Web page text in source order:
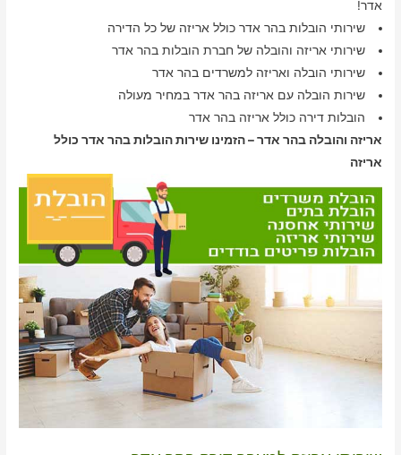
אדר!
שירותי הובלות בהר אדר כולל אריזה של כל הדירה
שירותי אריזה והובלה של חברת הובלות בהר אדר
שירותי הובלה ואריזה למשרדים בהר אדר
שירות הובלה עם אריזה בהר אדר במחיר מעולה
הובלות דירה כולל אריזה בהר אדר
אריזה והובלה בהר אדר – הזמינו שירות הובלות בהר אדר כולל
אריזה